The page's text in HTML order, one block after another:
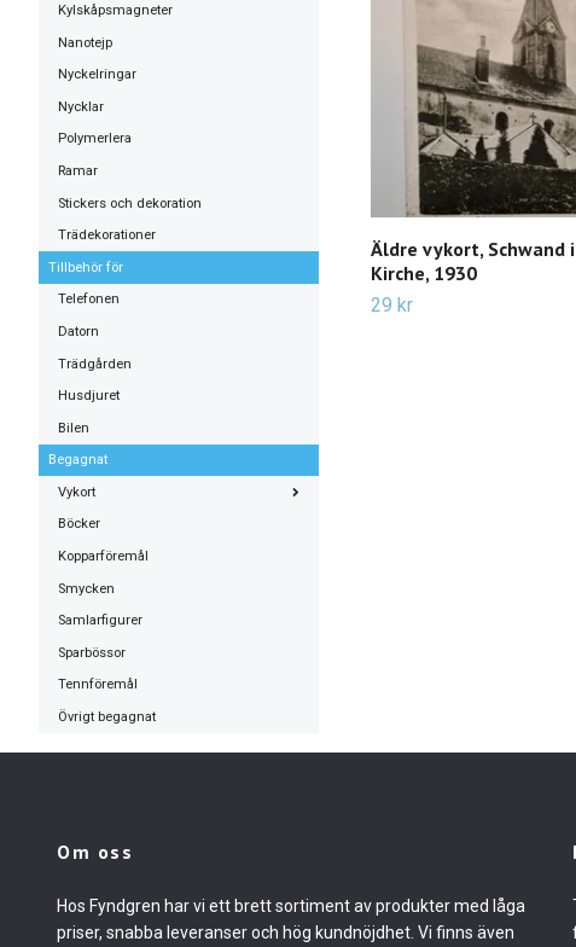
Kylskåpsmagneter
Nanotejp
Nyckelringar
Nycklar
Polymerlera
Ramar
Stickers och dekoration
Trädekorationer
Tillbehör för
Telefonen
Datorn
Trädgården
Husdjuret
Bilen
Begagnat
Vykort
Böcker
Kopparföremål
Smycken
Samlarfigurer
Sparbössor
Tennföremål
Övrigt begagnat
Äldre vykort, Schwand
Kirche, 1930
29 kr
Om oss
Hos Fyndgren har vi ett brett sortiment av produkter med låga
priser, snabba leveranser och hög kundnöjdhet. Vi finns även